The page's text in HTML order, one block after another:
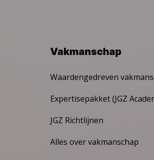
Vakmanschap
Waardengedreven
Expertisepakket (JGZ
JGZ Richtlijnen
Alles over vakmanschap